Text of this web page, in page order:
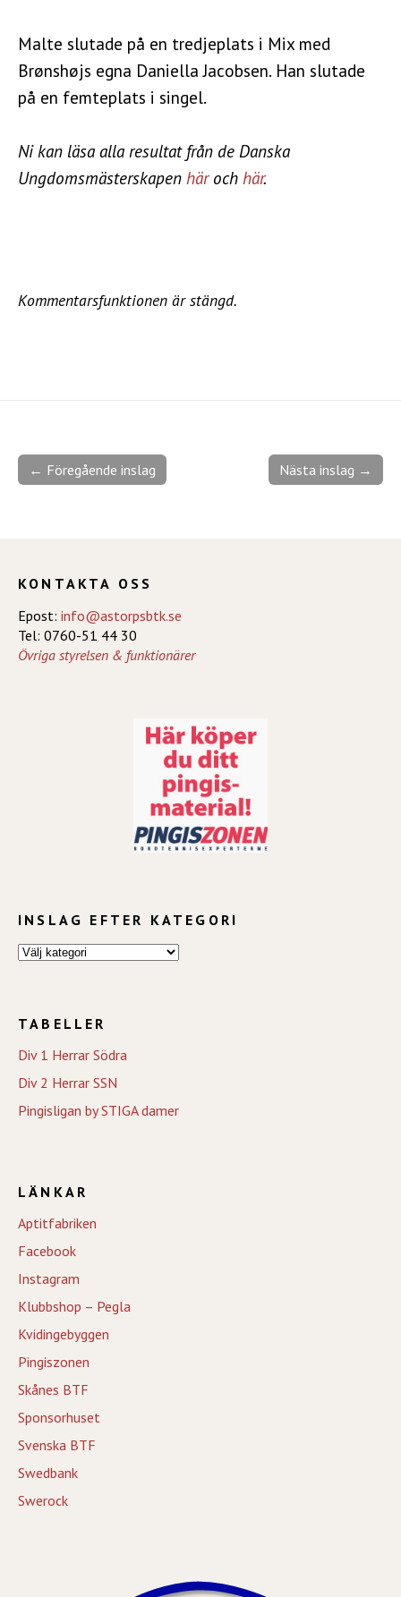
Malte slutade på en tredjeplats i Mix med
Brønshøjs egna Daniella Jacobsen. Han slutade
på en femteplats i singel.
Ni kan läsa alla resultat från de Danska
Ungdomsmästerskapen här och här.
Kommentarsfunktionen är stängd.
Nästa inslag →
← Föregående inslag
KONTAKTA OSS
Epost: info@astorpsbtk.se
Tel: 0760-51 44 30
Övriga styrelsen & funktionärer
INSLAG EFTER KATEGORI
TABELLER
Div 1 Herrar Södra
Div 2 Herrar SSN
Pingisligan by STIGA damer
LÄNKAR
Aptitfabriken
Facebook
Instagram
Klubbshop – Pegla
Kvidingebyggen
Pingiszonen
Skånes BTF
Sponsorhuset
Svenska BTF
Swedbank
Swerock